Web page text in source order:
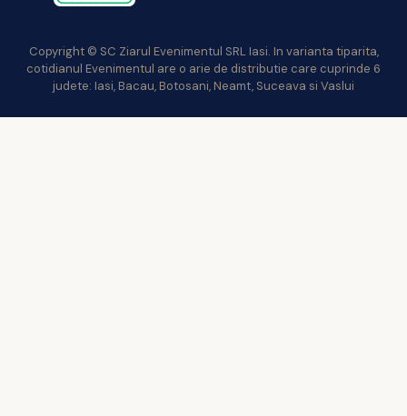
Copyright © SC Ziarul Evenimentul SRL Iasi. In varianta tiparita,
cotidianul Evenimentul are o arie de distributie care cuprinde 6
judete: Iasi, Bacau, Botosani, Neamt, Suceava si Vaslui